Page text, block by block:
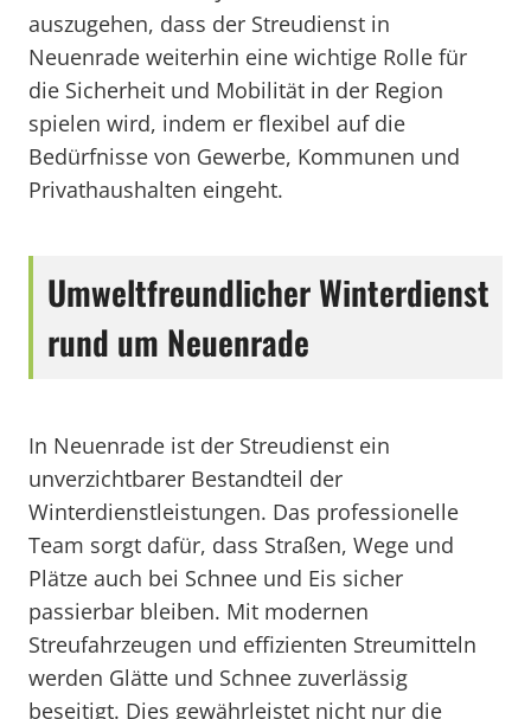
auszugehen, dass der Streudienst in
Neuenrade weiterhin eine wichtige Rolle für
die Sicherheit und Mobilität in der Region
spielen wird, indem er flexibel auf die
Bedürfnisse von Gewerbe, Kommunen und
Privathaushalten eingeht.
Umweltfreundlicher Winterdienst
rund um Neuenrade
In Neuenrade ist der Streudienst ein
unverzichtbarer Bestandteil der
Winterdienstleistungen. Das professionelle
Team sorgt dafür, dass Straßen, Wege und
Plätze auch bei Schnee und Eis sicher
passierbar bleiben. Mit modernen
Streufahrzeugen und effizienten Streumitteln
werden Glätte und Schnee zuverlässig
beseitigt. Dies gewährleistet nicht nur die